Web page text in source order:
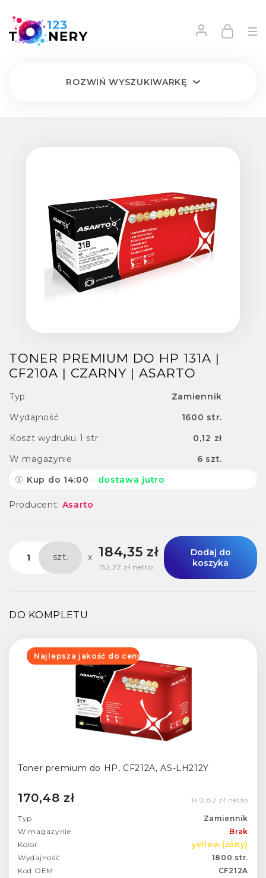
ROZWIŃ WYSZUKIWARKĘ
TONER PREMIUM DO HP 131A |
CF210A | CZARNY | ASARTO
Typ
Zamiennik
Wydajność
1600 str.
Koszt wydruku 1 str.
0,12 zł
W magazynie
6 szt.
Kup do 14:00 - dostawa jutro
Producent: Asarto
szt. x 184,35 zł
152,27 zł netto
Dodaj do
koszyka
DO KOMPLETU
Najlepsza jakość do ceny
Toner premium do HP, CF212A, AS-LH212Y
170,48 zł 140,82 zł netto
Typ
Zamiennik
W magazynie
Brak
Kolor
yellow (żółty)
Wydajność
1800 str.
Kod OEM
CF212A